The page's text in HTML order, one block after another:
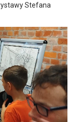
Stefana